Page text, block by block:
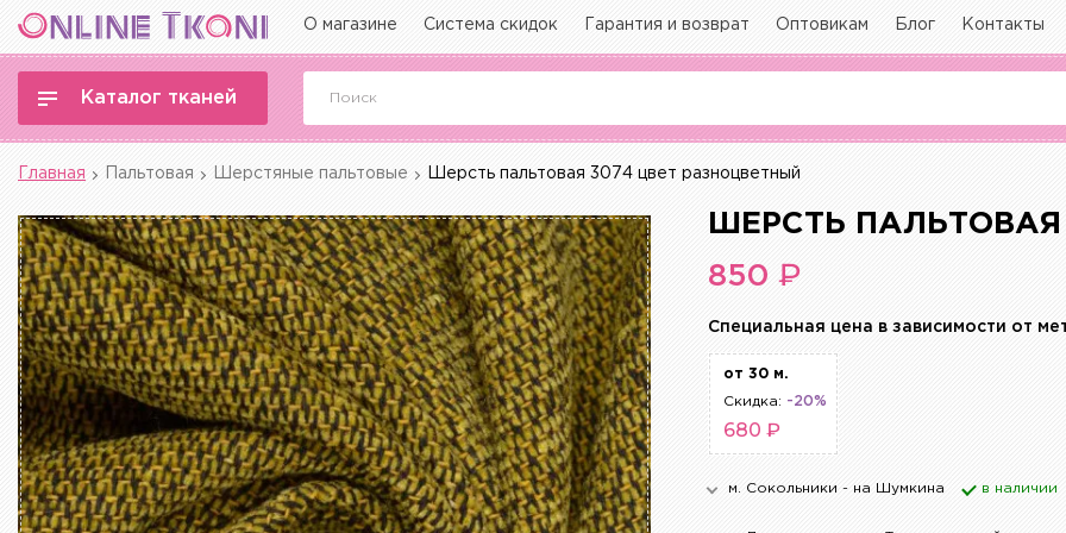
О магазине Система скидок Гарантия и возврат Оптовикам Блог Контакты
Каталог тканей
Главная Пальтовая Шерстяные пальтовые Шерсть пальтовая 3074 цвет разноцветный
ШЕРСТЬ
850₽
Cпециальная цена в зависимости от
от 30 м.
Скидка: -20%
680 ₽
м. Сокольники - на Шумкина в наличии